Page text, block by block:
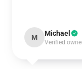
M Michael
Verified